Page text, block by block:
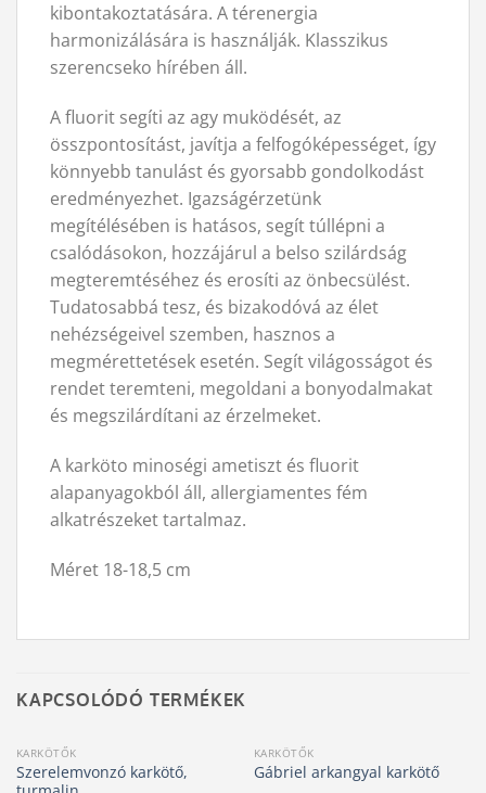
kibontakoztatására. A térenergia
harmonizálására is használják. Klasszikus
szerencseko hírében áll.
A fluorit segíti az agy muködését, az
összpontosítást, javítja a felfogóképességet, így
könnyebb tanulást és gyorsabb gondolkodást
eredményezhet. Igazságérzetünk
megítélésében is hatásos, segít túllépni a
csalódásokon, hozzájárul a belso szilárdság
megteremtéséhez és erosíti az önbecsülést.
Tudatosabbá tesz, és bizakodóvá az élet
nehézségeivel szemben, hasznos a
megmérettetések esetén. Segít világosságot és
rendet teremteni, megoldani a bonyodalmakat
és megszilárdítani az érzelmeket.
A karköto minoségi ametiszt és fluorit
alapanyagokból áll, allergiamentes fém
alkatrészeket tartalmaz.
Méret 18-18,5 cm
KAPCSOLÓDÓ TERMÉKEK
KARKÖTŐK
Szerelemvonzó karkötő,
KARKÖTŐK
Gábriel arkangyal karkötő